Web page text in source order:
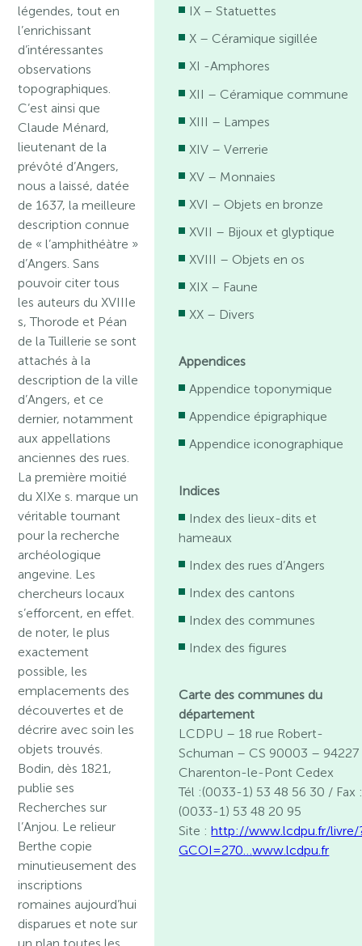
légendes, tout en
l’enrichissant
d’intéressantes
observations
topographiques.
C’est ainsi que
Claude Ménard,
lieutenant de la
prévôté d’Angers,
nous a laissé, datée
de 1637, la meilleure
description connue
de « l’amphithéàtre »
d’Angers. Sans
pouvoir citer tous
les auteurs du XVIIIe
s, Thorode et Péan
de la Tuillerie se sont
attachés à la
description de la ville
d’Angers, et ce
dernier, notamment
aux appellations
anciennes des rues.
La première moitié
du XIXe s. marque un
véritable tournant
pour la recherche
archéologique
angevine. Les
chercheurs locaux
s’efforcent, en effet.
de noter, le plus
exactement
possible, les
emplacements des
découvertes et de
décrire avec soin les
objets trouvés.
Bodin, dès 1821,
publie ses
Recherches sur
l’Anjou. Le relieur
Berthe copie
minutieusement des
inscriptions
romaines aujourd’hui
disparues et note sur
IX – Statuettes
X – Céramique sigillée
XI -Amphores
XII – Céramique commune
XIII – Lampes
XIV – Verrerie
XV – Monnaies
XVI – Objets en bronze
XVII – Bijoux et glyptique
XVIII – Objets en os
XIX – Faune
XX – Divers
Appendices
Appendice toponymique
Appendice épigraphique
Appendice iconographique
Indices
Index des lieux-dits et
hameaux
Index des rues d’Angers
Index des cantons
Index des communes
Index des figures
Carte des communes du
département
LCDPU – 18 rue Robert-
Schuman – CS 90003 – 94227
Charenton-le-Pont Cedex
Tél :(0033-1) 53 48 56 30 / Fax
(0033-1) 53 48 20 95
Site :http://www.lcdpu.fr/livre/
GCOI=270…www.lcdpu.fr